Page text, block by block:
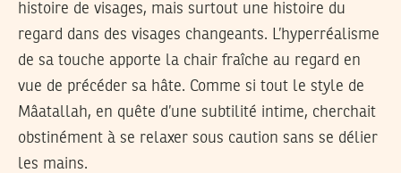
histoire de visages, mais surtout une histoire du
regard dans des visages changeants. L’hyperréalisme
de sa touche apporte la chair fraîche au regard en
vue de précéder sa hâte. Comme si tout le style de
Mâatallah, en quête d’une subtilité intime, cherchait
obstinément à se relaxer sous caution sans se délier
les mains.